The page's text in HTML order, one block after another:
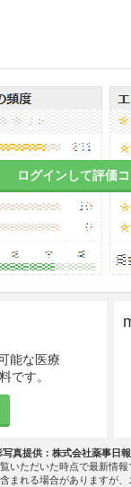
悪したHER2陽
（遺伝子組換え
遺伝子組換え）
3週間間隔で点滴
投与時間は30分間
うっ血性心不全
て適宜心機能検
動を含む）を十分
、9.1.2参照］
白血球減少症があ
分に行うこと。［
があらわれるこ
の状態を十分に
ログインして評価
能な医療
です。
真提供：株式会社薬事日
いただいた時点で最新情
まれる場合がありますが